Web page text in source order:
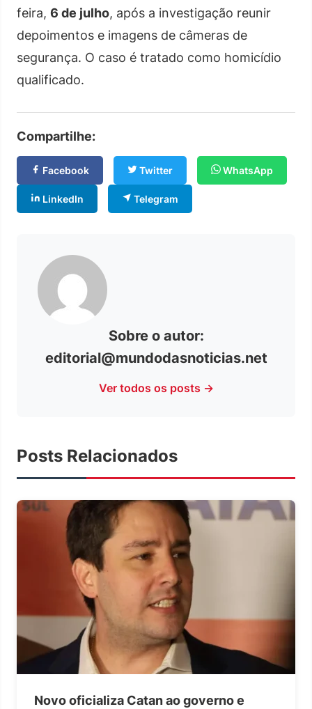
feira, 6 de julho, após a investigação reunir
depoimentos e imagens de câmeras de
segurança. O caso é tratado como homicídio
qualificado.
Compartilhe:
Facebook Twitter WhatsApp
LinkedIn Telegram
Sobre o autor:
editorial@mundodasnoticias.net
Ver todos os posts →
Posts Relacionados
Novo oficializa Catan ao governo e